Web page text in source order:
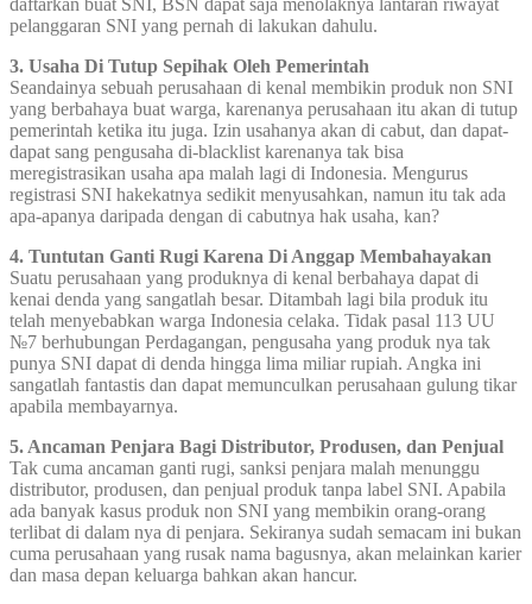
daftarkan buat SNI, BSN dapat saja menolaknya lantaran riwayat
pelanggaran SNI yang pernah di lakukan dahulu.
3. Usaha Di Tutup Sepihak Oleh Pemerintah
Seandainya sebuah perusahaan di kenal membikin produk non SNI
yang berbahaya buat warga, karenanya perusahaan itu akan di tutup
pemerintah ketika itu juga. Izin usahanya akan di cabut, dan dapat-
dapat sang pengusaha di-blacklist karenanya tak bisa
meregistrasikan usaha apa malah lagi di Indonesia. Mengurus
registrasi SNI hakekatnya sedikit menyusahkan, namun itu tak ada
apa-apanya daripada dengan di cabutnya hak usaha, kan?
4. Tuntutan Ganti Rugi Karena Di Anggap Membahayakan
Suatu perusahaan yang produknya di kenal berbahaya dapat di
kenai denda yang sangatlah besar. Ditambah lagi bila produk itu
telah menyebabkan warga Indonesia celaka. Tidak pasal 113 UU
№7 berhubungan Perdagangan, pengusaha yang produk nya tak
punya SNI dapat di denda hingga lima miliar rupiah. Angka ini
sangatlah fantastis dan dapat memunculkan perusahaan gulung tikar
apabila membayarnya.
5. Ancaman Penjara Bagi Distributor, Produsen, dan Penjual
Tak cuma ancaman ganti rugi, sanksi penjara malah menunggu
distributor, produsen, dan penjual produk tanpa label SNI. Apabila
ada banyak kasus produk non SNI yang membikin orang-orang
terlibat di dalam nya di penjara. Sekiranya sudah semacam ini bukan
cuma perusahaan yang rusak nama bagusnya, akan melainkan karier
dan masa depan keluarga bahkan akan hancur.